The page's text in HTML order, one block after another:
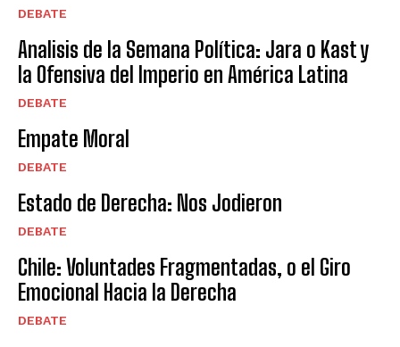
DEBATE
Analisis de la Semana Política: Jara o Kast y
la Ofensiva del Imperio en América Latina
DEBATE
Empate Moral
DEBATE
Estado de Derecha: Nos Jodieron
DEBATE
Chile: Voluntades Fragmentadas, o el Giro
Emocional Hacia la Derecha
DEBATE